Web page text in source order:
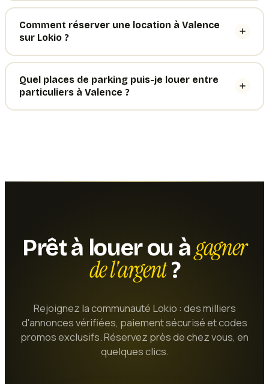
Comment réserver une location à Valence
sur Lokio ?
Quel places de parking puis-je louer entre
particuliers à Valence ?
Prêt à louer ou àgagner
de l'argent?
Rejoignez la communauté Lokio : des milliers
d'annonces vérifiées, paiement sécurisé et codes
promos exclusifs. Réservez près de chez vous, en
quelques clics.